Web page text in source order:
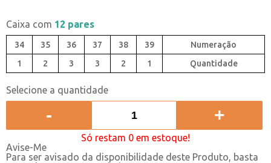
Caixa com 12 pares
34 35 36 37 38
39
1
2 3 3 2 1 Quantidade
- +
Só restam 0 em estoque!
Avise-Me
Para ser avisado da disponibilidade deste Produto, basta